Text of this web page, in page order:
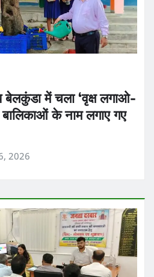
बेलकुंडा में चला ‘वृक्ष लगाओ-
के नाम लगाए गए
2026